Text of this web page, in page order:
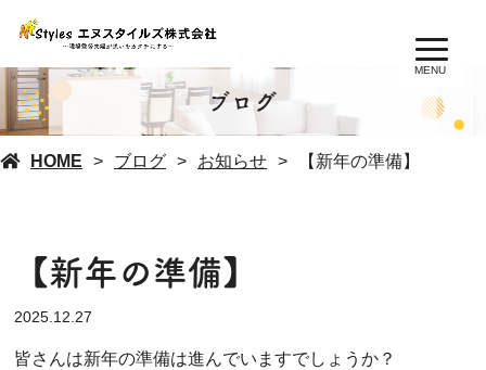
MENU
ブログ
HOME ブログ お知らせ 【新年の準備】
【新年の準備】
2025.12.27
皆さんは新年の準備は進んでいますでしょうか？